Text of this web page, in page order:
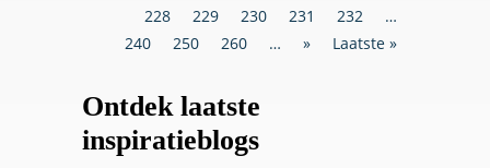
228
229 230 231 232
…
240
250 260 … » Laatste »
Ontdek laatste
inspiratieblogs